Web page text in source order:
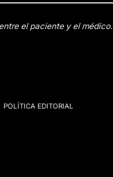
el paciente y el médico.
POLÍTICA EDITORIAL